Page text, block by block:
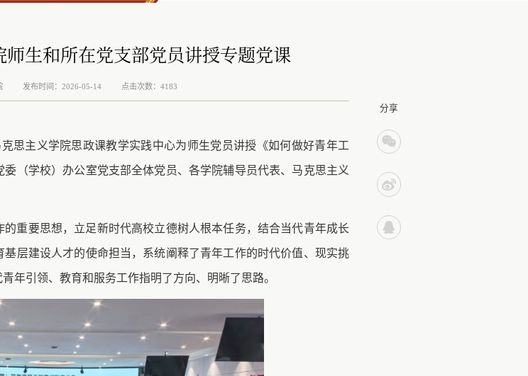
生和所在党支部党员讲授专题党课
发布时间：2026-05-14 点击次数：4183
分享
思主义学院思政课教学实践中心为师生党员讲授《如何做好青年工
（学校）办公室党支部全体党员、各学院辅导员代表、马克思主义
重要思想，立足新时代高校立德树人根本任务，结合当代青年成长
层建设人才的使命担当，系统阐释了青年工作的时代价值、现实挑
年引领、教育和服务工作指明了方向、明晰了思路。